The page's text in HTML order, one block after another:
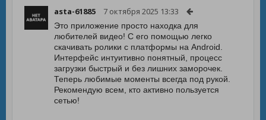
asta-61885 7 октября 2025 13:33
Это приложение просто находка для
любителей видео! С его помощью легко
скачивать ролики с платформы на Android.
Интерфейс интуитивно понятный, процесс
загрузки быстрый и без лишних заморочек.
Теперь любимые моменты всегда под рукой.
Рекомендую всем, кто активно пользуется
сетью!